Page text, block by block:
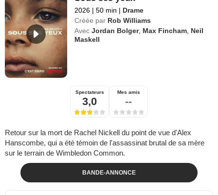
2026 | 50 min | Drame
Créée par Rob Williams
Avec Jordan Bolger, Max Fincham Neil
Maskell
Spectateurs
3,0
Mes amis
--
Retour sur la mort de Rachel Nickell du point de vue d'Alex
Hanscombe, qui a été témoin de l'assassinat brutal de sa mère
sur le terrain de Wimbledon Common.
BANDE-ANNONCE